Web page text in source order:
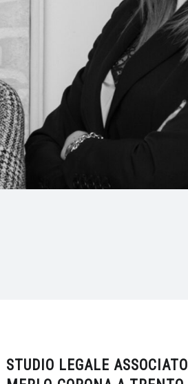
STUDIO LEGALE ASSOCIATO